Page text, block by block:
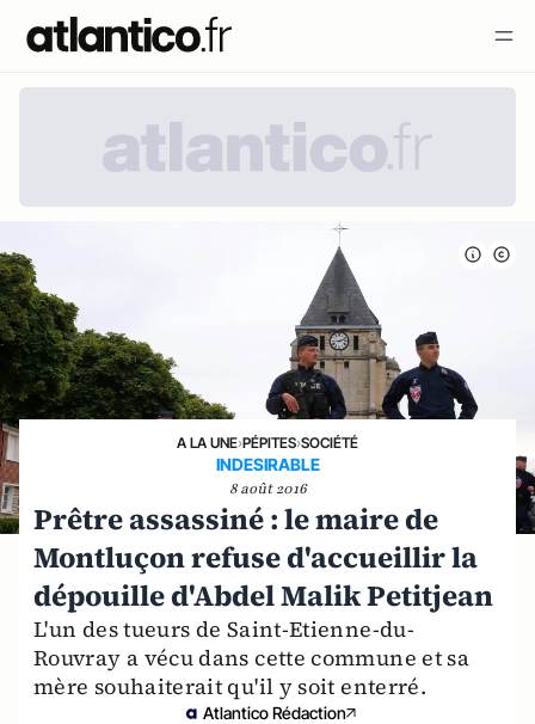
A LA UNE›PÉPITES›SOCIÉTÉ
INDESIRABLE
8 août 2016
Prêtre assassiné : le maire de
Montluçon refuse d'accueillir la
dépouille d'Abdel Malik Petitjean
L'un des tueurs de Saint-Etienne-du-
Rouvray a vécu dans cette commune et sa
mère souhaiterait qu'il y soit enterré.
Atlantico Rédaction